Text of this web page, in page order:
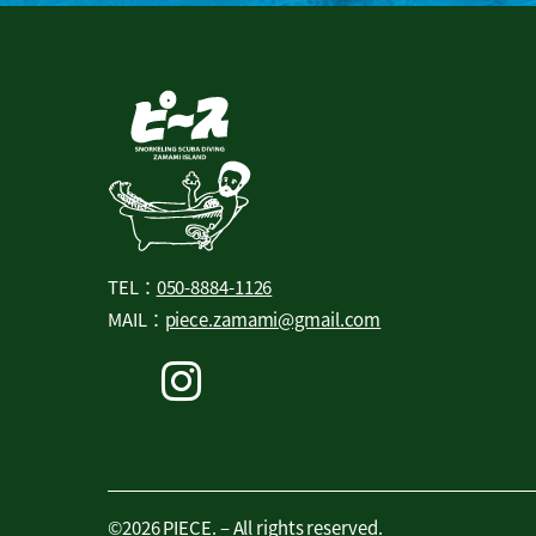
TEL： 050-8884-1126
MAIL： piece.zamami@gmail.com
©2026 PIECE. – All rights reserved.